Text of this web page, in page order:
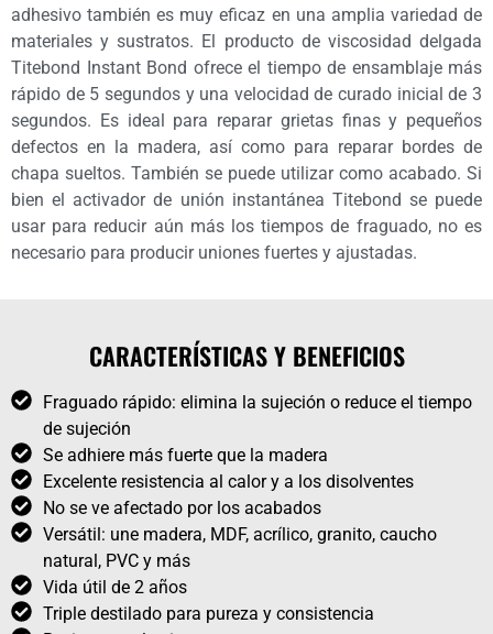
adhesivo también es muy eficaz en una amplia variedad de
materiales y sustratos. El producto de viscosidad delgada
Titebond Instant Bond ofrece el tiempo de ensamblaje más
rápido de 5 segundos y una velocidad de curado inicial de 3
segundos. Es ideal para reparar grietas finas y pequeños
defectos en la madera, así como para reparar bordes de
chapa sueltos. También se puede utilizar como acabado. Si
bien el activador de unión instantánea Titebond se puede
usar para reducir aún más los tiempos de fraguado, no es
necesario para producir uniones fuertes y ajustadas.
CARACTERÍSTICAS Y BENEFICIOS
Fraguado rápido: elimina la sujeción o reduce el tiempo
de sujeción
Se adhiere más fuerte que la madera
Excelente resistencia al calor y a los disolventes
No se ve afectado por los acabados
Versátil: une madera, MDF, acrílico, granito, caucho
natural, PVC y más
Vida útil de 2 años
Triple destilado para pureza y consistencia